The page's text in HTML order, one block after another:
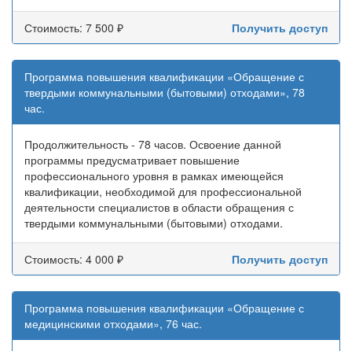
Стоимость: 7 500 ₽ Получить доступ
Программа повышения квалификации «Обращение с
твердыми коммунальными (бытовыми) отходами», 78
час.
Продолжительность - 78 часов. Освоение данной
программы предусматривает повышение
профессионального уровня в рамках имеющейся
квалификации, необходимой для профессиональной
деятельности специалистов в области обращения с
твердыми коммунальными (бытовыми) отходами.
Стоимость: 4 000 ₽ Получить доступ
Программа повышения квалификации «Обращение с
медицинскими отходами», 76 час.